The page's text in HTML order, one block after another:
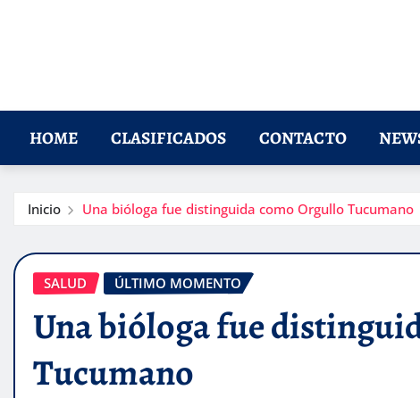
HOME CLASIFICADOS CONTACTO
Inicio Una bióloga fue distinguida como Orgullo Tucumano
SALUD ÚLTIMO MOMENTO
Una bióloga fue
Tucumano